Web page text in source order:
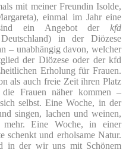
mit meiner Freundin Isolde,
einmal im Jahr eine
sind ein Angebot der kfd
Deutschland) in der Diözese
– unabhängig davon, welcher
der Diözese oder der kfd
Erholung für Frauen.
als auch freie Zeit ihren Platz
Frauen näher kommen –
selbst. Eine Woche, in der
singen, lachen und weinen,
Eine Woche, in einer
schenkt und erholsame Natur.
in der wir uns mit Schönem